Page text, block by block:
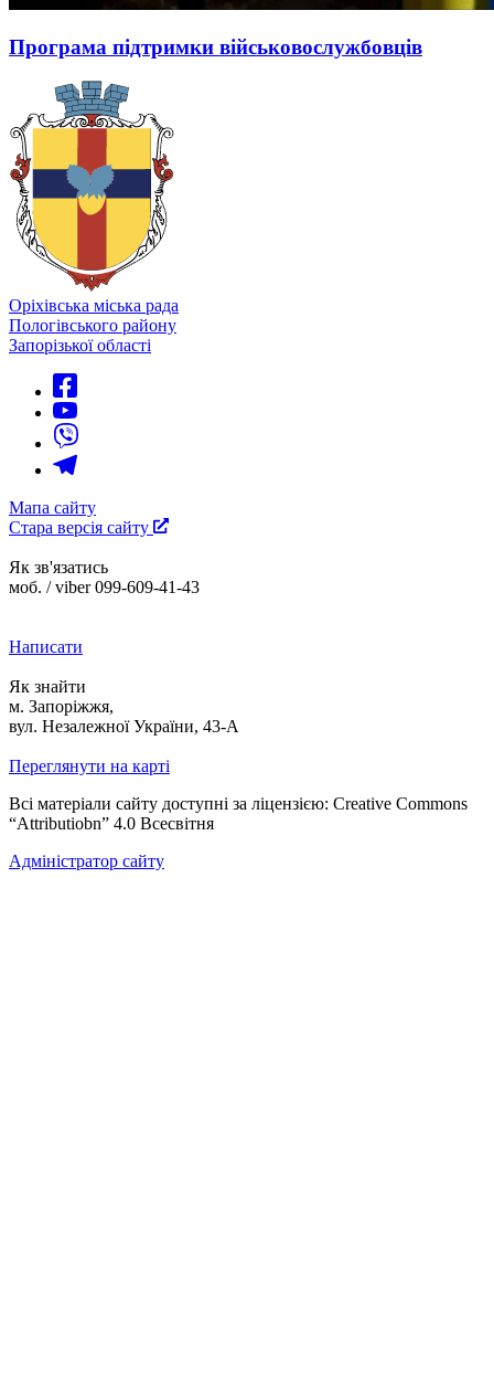
Програма підтримки військовослужбовців
Оріхівська міська рада
Пологівського району
Запорізької області
Мапа сайту
Стара версія сайту
Як зв'язатись
моб. / viber 099-609-41-43
Написати
Як знайти
м. Запоріжжя,
вул. Незалежної України, 43-А
Переглянути на карті
Всі матеріали сайту доступні за ліцензією: Creative Commons
“Attributiobn” 4.0 Всесвітня
Адміністратор сайту